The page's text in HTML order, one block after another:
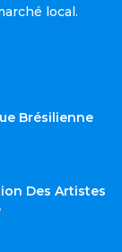
local.
Brésilienne
Des Artistes